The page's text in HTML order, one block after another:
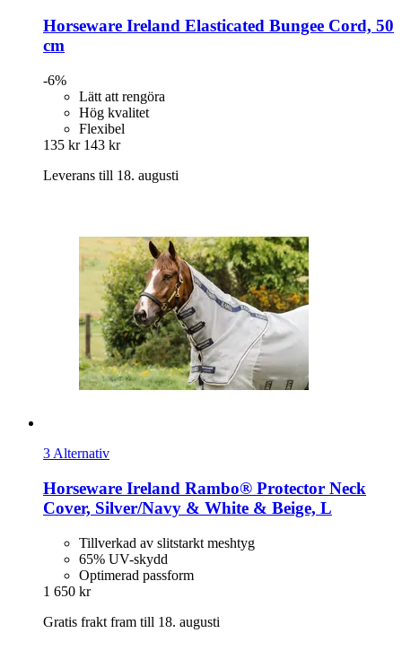
Horseware Ireland Elasticated Bungee Cord, 50
cm
-6%
Lätt att rengöra
Hög kvalitet
Flexibel
135 kr 143 kr
Leverans till 18. augusti
3 Alternativ
Horseware Ireland Rambo® Protector Neck
Cover, Silver/Navy & White & Beige, L
Tillverkad av slitstarkt meshtyg
65% UV-skydd
Optimerad passform
1 650 kr
Gratis frakt fram till 18. augusti